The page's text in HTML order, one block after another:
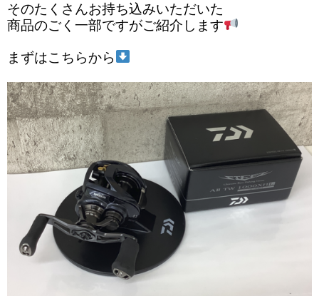
そのたくさんお持ち込みいただいた
商品のごく一部ですがご紹介します
まずはこちらから